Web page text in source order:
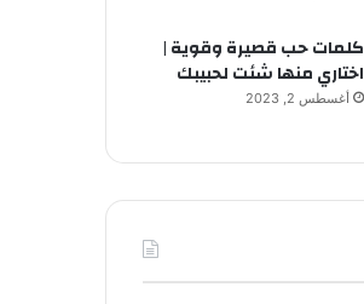
كلمات حب قصيرة وقوية |
اختاري منها شئت لحبيبك
أغسطس 2, 2023